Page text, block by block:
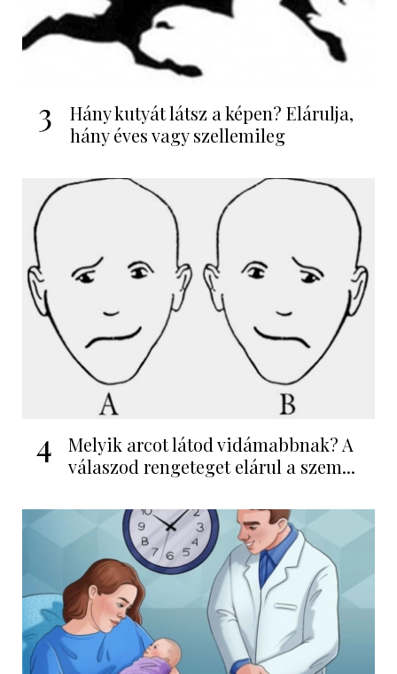
3
Hány kutyát látsz a képen? Elárulja,
hány éves vagy szellemileg
4
Melyik arcot látod vidámabbnak? A
válaszod rengeteget elárul a szem...